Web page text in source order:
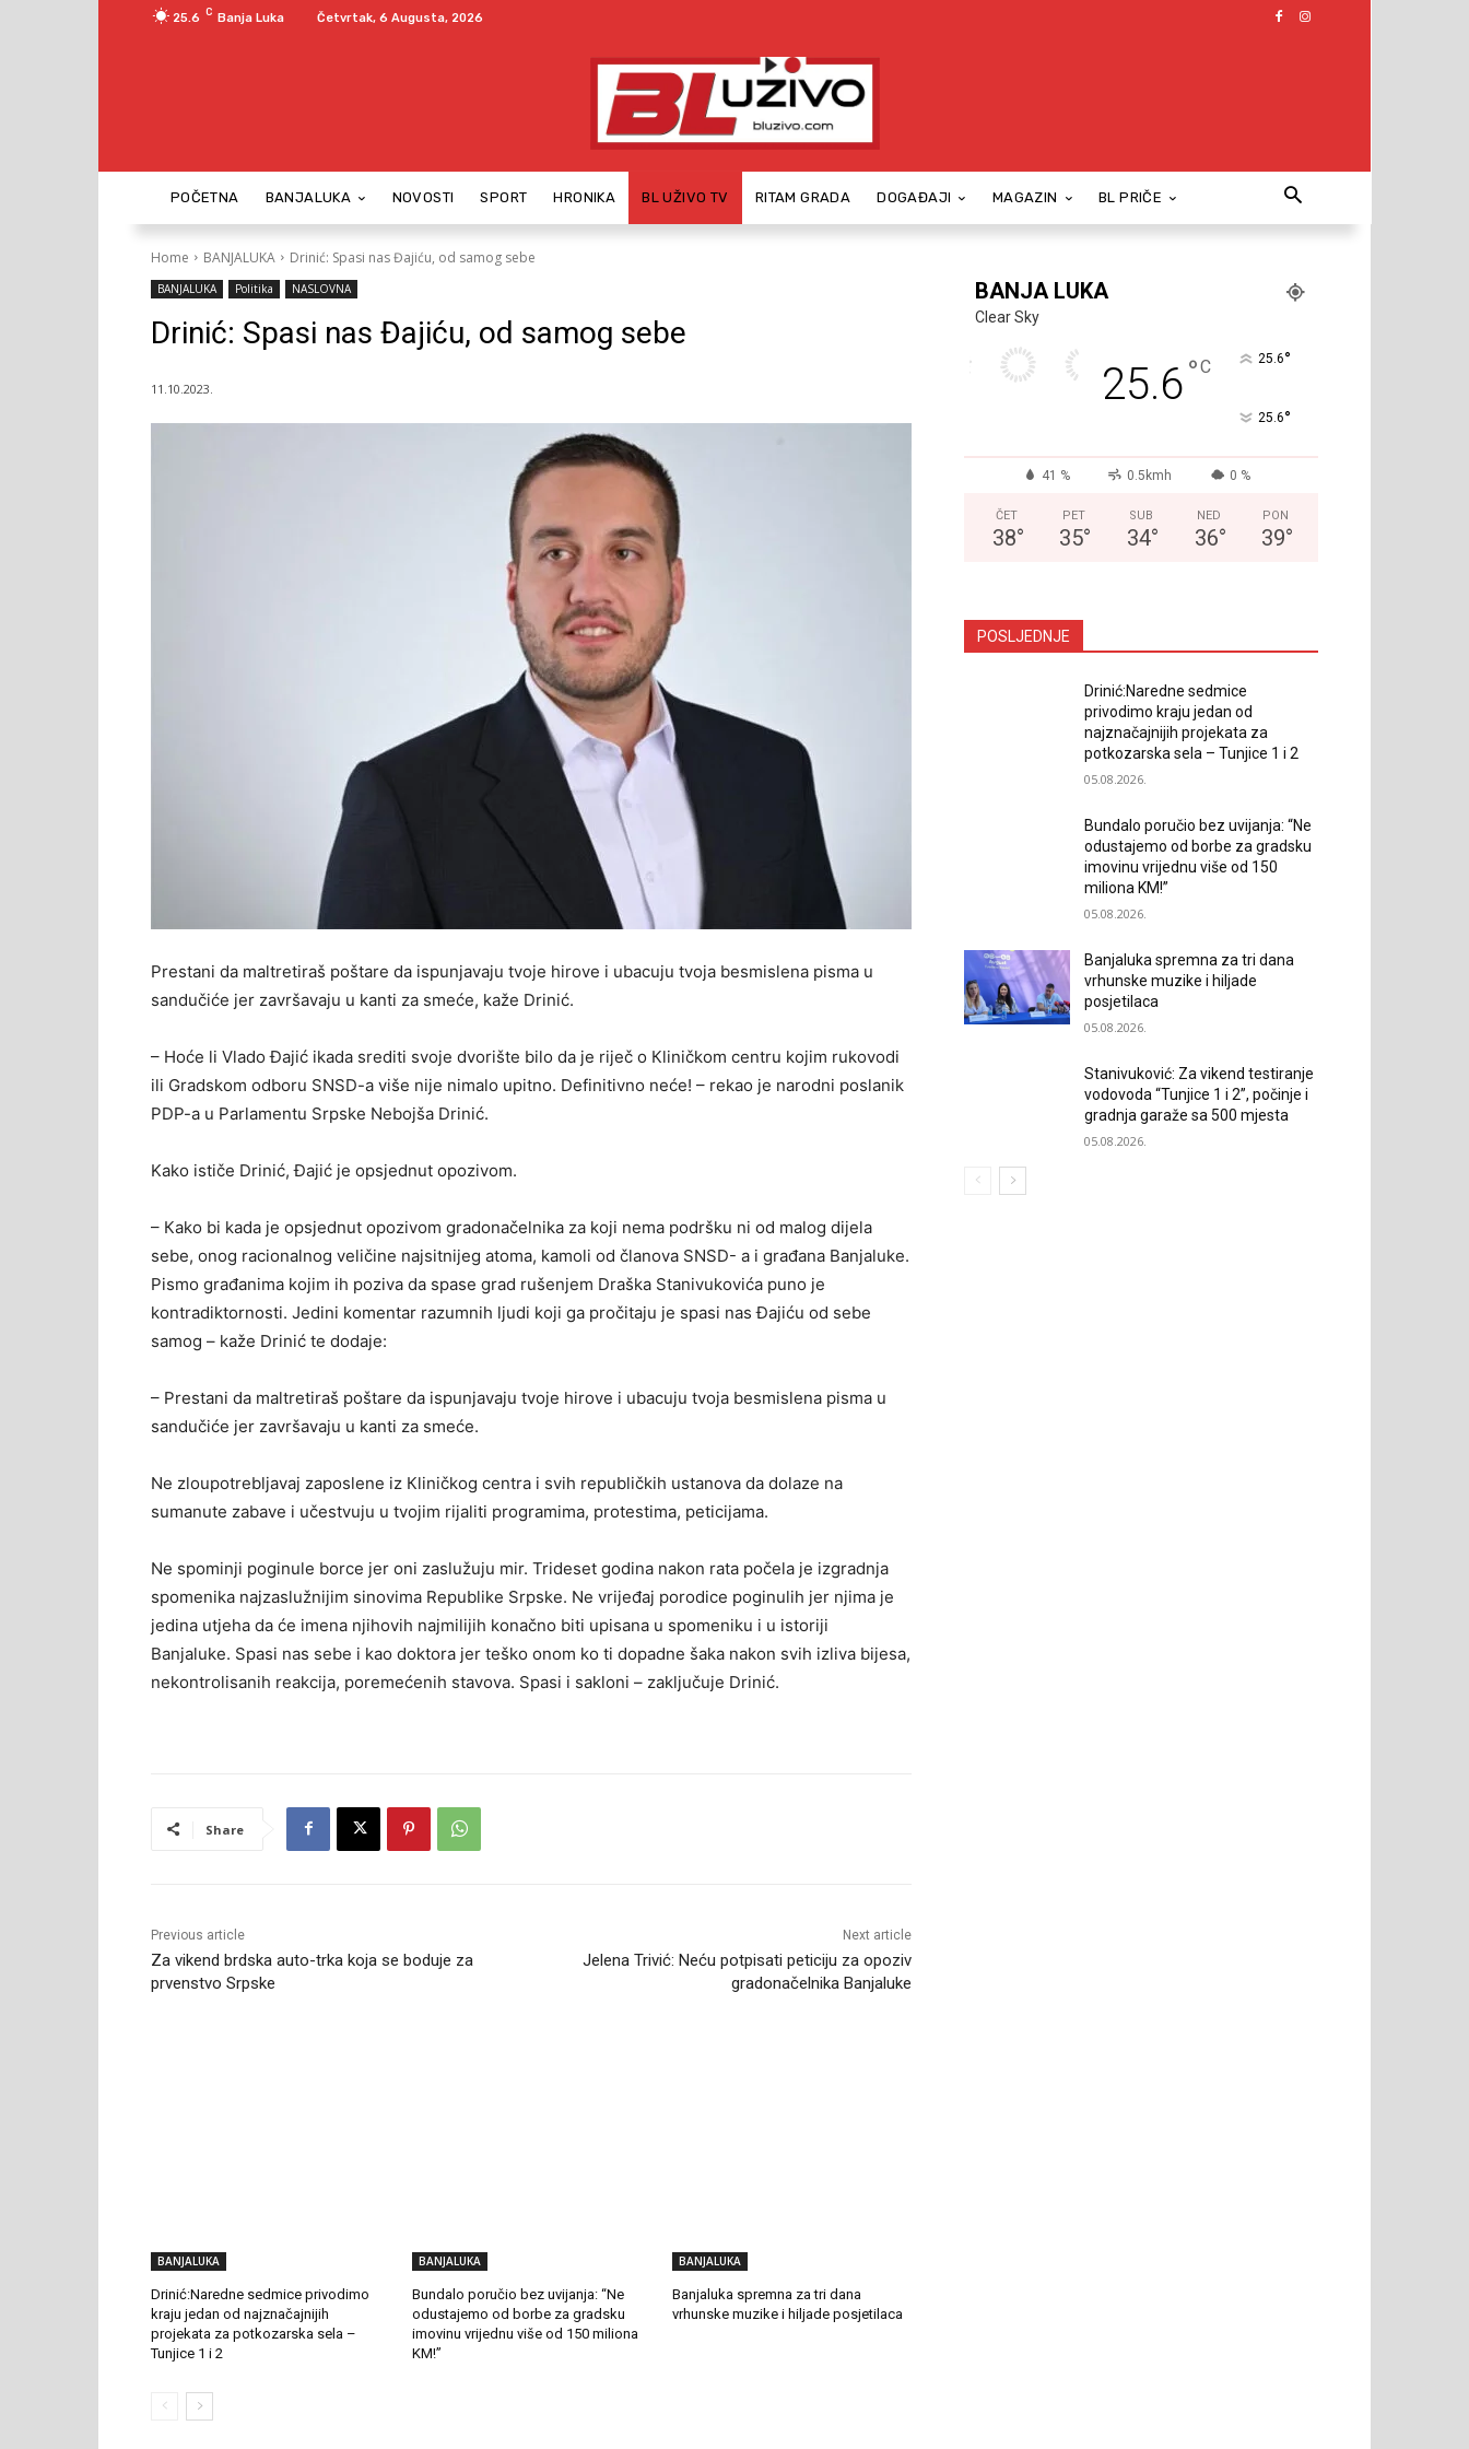
25.6 C Banja Luka Četvrtak, 6 Augusta, 2026
POČETNA BANJALUKA NOVOSTI SPORT HRONIKA BL UŽIVO TV RITAM GRADA DOGAĐAJI MAGAZIN BL PRIČE
Home BANJALUKA Drinić: Spasi nas Đajiću, od samog sebe
BANJALUKA Politika NASLOVNA
Drinić: Spasi nas Đajiću, od samog sebe
11.10.2023.
Prestani da maltretiraš poštare da ispunjavaju tvoje hirove i ubacuju tvoja besmislena pisma u
sandučiće jer završavaju u kanti za smeće, kaže Drinić.
– Hoće li Vlado Đajić ikada srediti svoje dvorište bilo da je riječ o Кliničkom centru kojim rukovodi
ili Gradskom odboru SNSD-a više nije nimalo upitno. Definitivno neće! – rekao je narodni poslanik
PDP-a u Parlamentu Srpske Nebojša Drinić.
Kako ističe Drinić, Đajić je opsjednut opozivom.
– Кako bi kada je opsjednut opozivom gradonačelnika za koji nema podršku ni od malog dijela
sebe, onog racionalnog veličine najsitnijeg atoma, kamoli od članova SNSD- a i građana Banjaluke.
Pismo građanima kojim ih poziva da spase grad rušenjem Draška Stanivukovića puno je
kontradiktornosti. Jedini komentar razumnih ljudi koji ga pročitaju je spasi nas Đajiću od sebe
samog – kaže Drinić te dodaje:
– Prestani da maltretiraš poštare da ispunjavaju tvoje hirove i ubacuju tvoja besmislena pisma u
sandučiće jer završavaju u kanti za smeće.
Ne zloupotrebljavaj zaposlene iz Кliničkog centra i svih republičkih ustanova da dolaze na
sumanute zabave i učestvuju u tvojim rijaliti programima, protestima, peticijama.
Ne spominji poginule borce jer oni zaslužuju mir. Trideset godina nakon rata počela je izgradnja
spomenika najzaslužnijim sinovima Republike Srpske. Ne vrijeđaj porodice poginulih jer njima je
jedina utjeha da će imena njihovih najmilijih konačno biti upisana u spomeniku i u istoriji
Banjaluke. Spasi nas sebe i kao doktora jer teško onom ko ti dopadne šaka nakon svih izliva bijesa,
nekontrolisanih reakcija, poremećenih stavova. Spasi i sakloni – zaključuje Drinić.
Share
Previous article
Za vikend brdska auto-trka koja se boduje za
prvenstvo Srpske
Next article
Jelena Trivić: Neću potpisati peticiju za opoziv
gradonačelnika Banjaluke
BANJALUKA
Drinić:Naredne sedmice privodimo
kraju jedan od najznačajnijih
projekata za potkozarska sela –
Tunjice 1 i 2
BANJALUKA
Bundalo poručio bez uvijanja: “Ne
odustajemo od borbe za gradsku
imovinu vrijednu više od 150 miliona
KM!”
BANJALUKA
Banjaluka spremna za tri dana
vrhunske muzike i hiljade posjetilaca
BANJA LUKA
Clear Sky
25.6°C 25.6°
25.6°
41 % 0.5kmh 0 %
ČET
38°
PET
35°
SUB
34°
NED
36°
PON
39°
POSLJEDNJE
Drinić:Naredne sedmice
privodimo kraju jedan od
najznačajnijih projekata za
potkozarska sela – Tunjice 1 i 2
05.08.2026.
Bundalo poručio bez uvijanja: “Ne
odustajemo od borbe za gradsku
imovinu vrijednu više od 150
miliona KM!”
05.08.2026.
Banjaluka spremna za tri dana
vrhunske muzike i hiljade
posjetilaca
05.08.2026.
Stanivuković: Za vikend testiranje
vodovoda “Tunjice 1 i 2”, počinje i
gradnja garaže sa 500 mjesta
05.08.2026.